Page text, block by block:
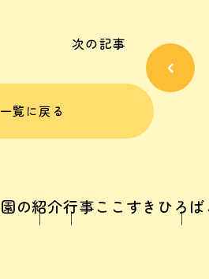
一覧に戻る
次の記事
園の紹介行事ここすきひろば